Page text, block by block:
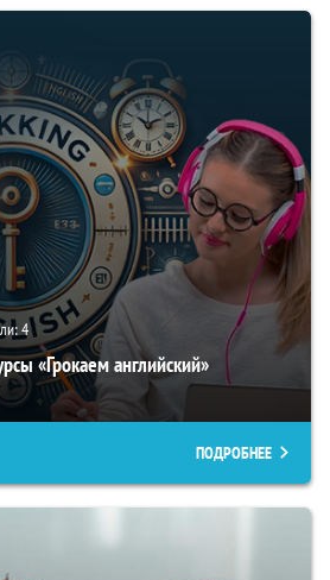
4
«Грокаем английский»
ПОДРОБНЕЕ